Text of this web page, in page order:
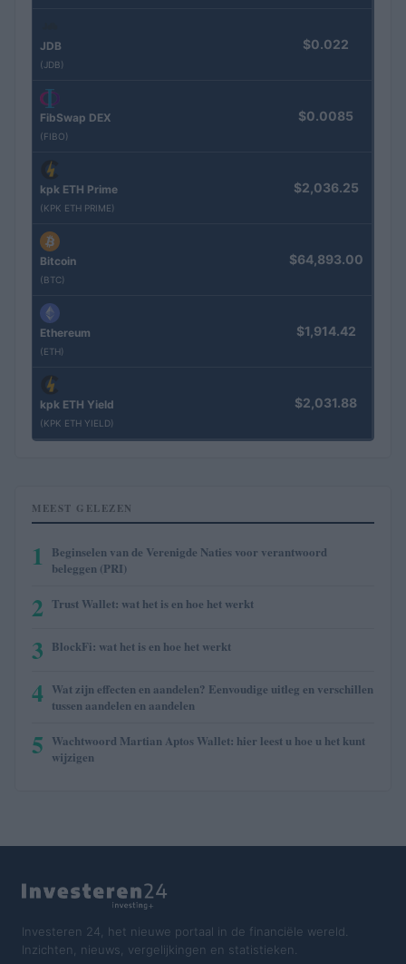
JDB
(JDB)
$0.022
FibSwap DEX
(FIBO)
$0.0085
kpk ETH Prime
(KPK ETH PRIME)
$2,036.25
Bitcoin
(BTC)
$64,893.00
Ethereum
(ETH)
$1,914.42
kpk ETH Yield
(KPK ETH YIELD)
$2,031.88
MEEST GELEZEN
1
Beginselen van de Verenigde Naties voor verantwoord
beleggen (PRI)
2 Trust Wallet: wat het is en hoe het werkt
3 BlockFi: wat het is en hoe het werkt
4 Wat zijn effecten en aandelen? Eenvoudige uitleg en verschillen
tussen aandelen en aandelen
5 Wachtwoord Martian Aptos Wallet: hier leest u hoe u het kunt
wijzigen
Investeren 24, het nieuwe portaal in de financiële wereld.
Inzichten, nieuws, vergelijkingen en statistieken.